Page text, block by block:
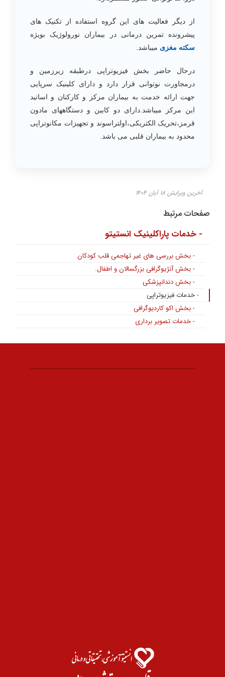
از دیگر فعالیت های این گروه استفاده از تکنیک های
پیشرونده تمرین درمانی در بیماران نورولوژیک بویژه
سکته مغزی میباشد.
درحال حاضر بخش فیزیوتراپی درطبقه زیرزمین و
درمجاورت نوتوانی قرار دارد و دارای کلینیک سرپایی
جهت ارائه خدمت به بیماران مرکز و کارکنان و اساتید
این مرکز میباشد.دارای دو کابین و دستگاههای مادون
قرمز،تحریک الکتریکی،اولتراسوند و تجهیزات مکانوتراپی
محدود به بیماران قلبی می باشد.
آخرین ویرایش ۱۸ آبان ۱۴۰۴
صفحات مرتبط
- خدمات پاراکلینیک انستیتو
- بخش بررسی های غیر تهاجمی قلب کودکان
- بخش آنژیوگرافی بزرگسالان و اطفال.
- بخش دندانپزشکی
- خدمات فیزیوتراپی
- بخش اکو کاردیوگرافی
- خدمات تصویر برداری